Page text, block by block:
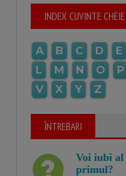
INDEX CUVINTE CHEIE
A B C D E
L
M N O P
V
X Y Z
ÎNTREBARI
Voi iubi al
primul?